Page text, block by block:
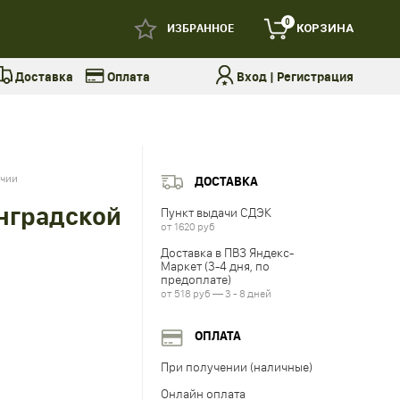
ИЗБРАННОЕ 0 КОРЗИНА
Доставка Оплата Вход| Регистрация
ДОСТАВКА
Пункт выдачи СДЭК
от 1620 руб
Доставка в ПВЗ Яндекс-
Маркет (3-4 дня, по
предоплате)
от 518 руб — 3 - 8 дней
ОПЛАТА
При получении (наличные)
Онлайн оплата